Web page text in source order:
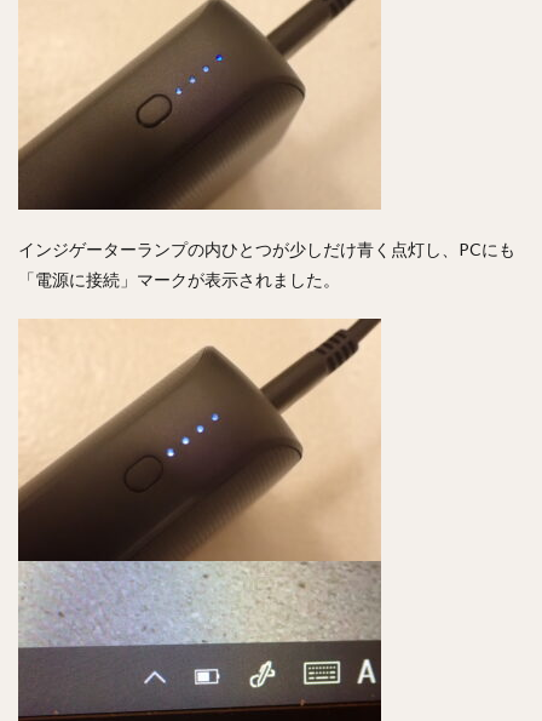
インジゲーターランプの内ひとつが少しだけ青く点灯し、PCにも
「電源に接続」マークが表示されました。